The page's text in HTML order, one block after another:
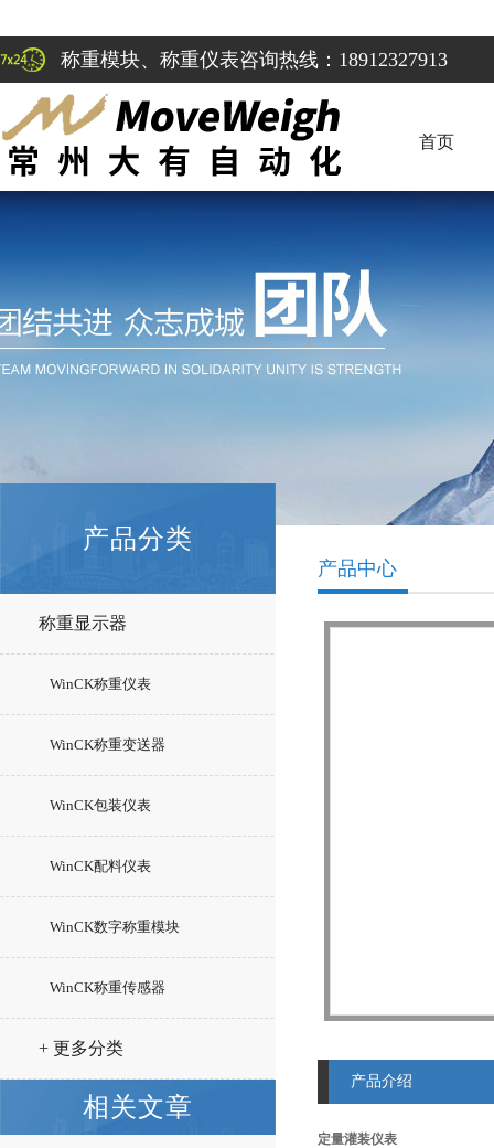
称重模块、称重仪表咨询热线：18912327913
首页
产品分类
称重显示器
WinCK称重仪表
WinCK称重变送器
WinCK包装仪表
WinCK配料仪表
WinCK数字称重模块
WinCK称重传感器
+ 更多分类
相关文章
产品中心
产品介绍
定量灌装仪表